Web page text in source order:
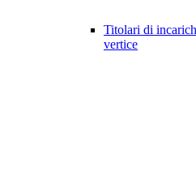
Titolari di
vertice